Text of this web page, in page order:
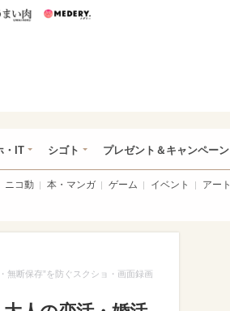
パン うまい肉
・IT シゴト プレゼント＆キャンペーン
ニコ動 本・マンガ ゲーム イベント アート
無断保存”を防ぐスクショ・画面録画